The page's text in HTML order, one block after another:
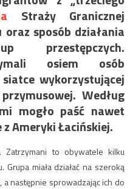
Straży Granicznej
sposób działania
przestępczych.
osiem osób
wykorzystującej
Według
mogło paść nawet
Ameryki Łacińskiej.
Zatrzymani to obywatele kilku
miała działać na szeroką
a następnie sprowadzając ich do